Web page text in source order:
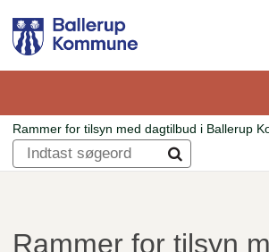
hovedindhold
Primær
navigation
Brødkrumme
Rammer for tilsyn med dagtilbud i Ballerup
Rammer for tilsyn